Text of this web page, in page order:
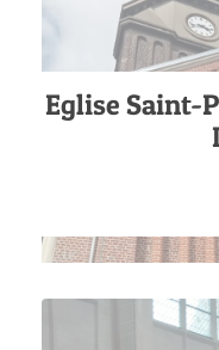
Eglise Saint-